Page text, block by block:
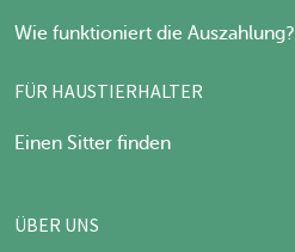
Wie funktioniert die Auszahlung?
FÜR HAUSTIERHALTER
Einen Sitter finden
ÜBER UNS